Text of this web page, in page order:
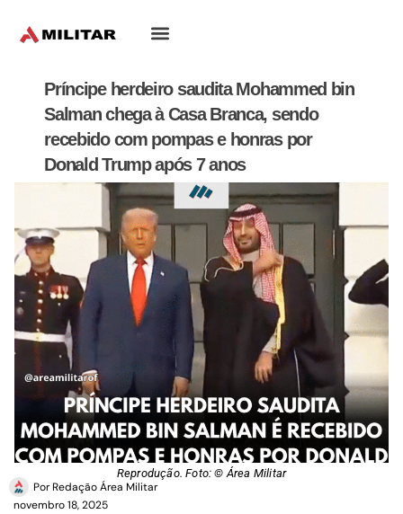
Príncipe herdeiro saudita Mohammed bin
Salman chega à Casa Branca, sendo
recebido com pompas e honras por
Donald Trump após 7 anos
Reprodução. Foto: © Área Militar
PorRedação Área Militar
novembro 18, 2025